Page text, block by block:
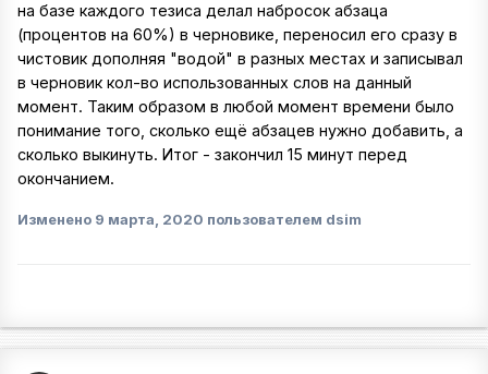
на базе каждого тезиса делал набросок абзаца
(процентов на 60%) в черновике, переносил его сразу в
чистовик дополняя "водой" в разных местах и записывал
в черновик кол-во использованных слов на данный
момент. Таким образом в любой момент времени было
понимание того, сколько ещё абзацев нужно добавить, а
сколько выкинуть. Итог - закончил 15 минут перед
окончанием.
Изменено 9 марта, 2020 пользователем dsim